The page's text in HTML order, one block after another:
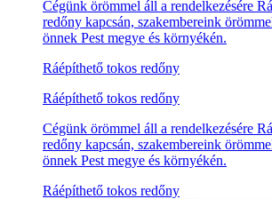
Cégünk örömmel áll a rendelkezésére
redőny kapcsán, szakembereink
önnek Pest megye és környékén.
Ráépíthető tokos redőny
Ráépíthető tokos redőny
Cégünk örömmel áll a rendelkezésére
redőny kapcsán, szakembereink
önnek Pest megye és környékén.
Ráépíthető tokos redőny